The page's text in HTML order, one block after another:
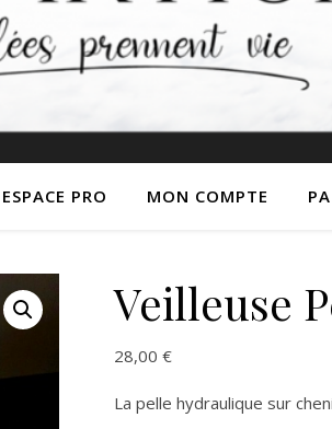
ESPACE PRO MON COMPTE
Veilleuse
28,00€
La pelle hydraulique sur